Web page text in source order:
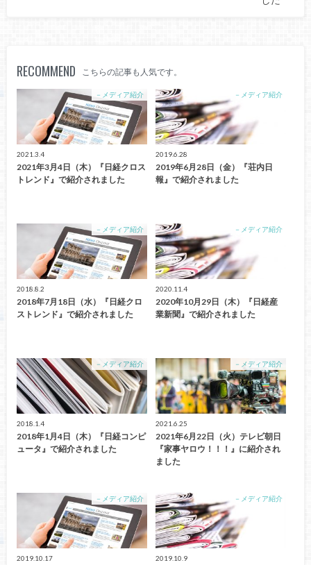
RECOMMEND こちらの記事も人気です。
－メディア紹介
2021.3.4
2021年3月4日（木）『日経クロス
トレンド』で紹介されました
－メディア紹介
2019.6.28
2019年6月28日（金）『荘内日
報』で紹介されました
－メディア紹介
2018.8.2
2018年7月18日（水）『日経クロ
ストレンド』で紹介されました
－メディア紹介
2020.11.4
2020年10月29日（木）『日経産
業新聞』で紹介されました
－メディア紹介
2018.1.4
2018年1月4日（木）『日経コンピ
ュータ』で紹介されました
－メディア紹介
2021.6.25
2021年6月22日（火）テレビ朝日
『家事ヤロウ！！！』に紹介され
ました
－メディア紹介
2019.10.17
－メディア紹介
2019.10.9